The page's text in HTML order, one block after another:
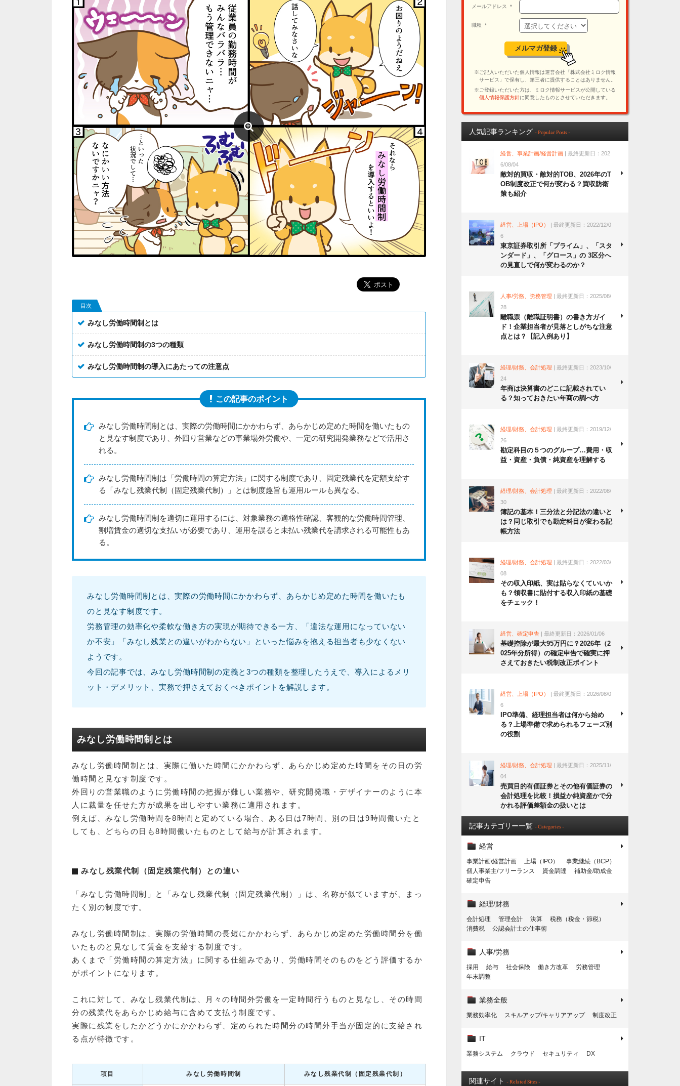
目次
みなし労働時間制とは
みなし労働時間制の3つの種類
みなし労働時間制の導入にあたっての注意点
この記事のポイント
みなし労働時間制とは、実際の労働時間にかかわらず、あらかじめ定めた時間を働いたもの
と見なす制度であり、外回り営業などの事業場外労働や、一定の研究開発業務などで活用さ
れる。
みなし労働時間制は「労働時間の算定方法」に関する制度であり、固定残業代を定額支給す
る「みなし残業代制（固定残業代制）」とは制度趣旨も運用ルールも異なる。
みなし労働時間制を適切に運用するには、対象業務の適格性確認、客観的な労働時間管理、
割増賃金の適切な支払いが必要であり、運用を誤ると未払い残業代を請求される可能性もあ
る。
みなし労働時間制とは、実際の労働時間にかかわらず、あらかじめ定めた時間を働いたも
のと見なす制度です。
労務管理の効率化や柔軟な働き方の実現が期待できる一方、「違法な運用になっていない
か不安」「みなし残業との違いがわからない」といった悩みを抱える担当者も少なくない
ようです。
今回の記事では、みなし労働時間制の定義と3つの種類を整理したうえで、導入によるメリ
ット・デメリット、実務で押さえておくべきポイントを解説します。
みなし労働時間制とは
みなし労働時間制とは、実際に働いた時間にかかわらず、あらかじめ定めた時間をその日の労
働時間と見なす制度です。
外回りの営業職のように労働時間の把握が難しい業務や、研究開発職・デザイナーのように本
人に裁量を任せた方が成果を出しやすい業務に適用されます。
例えば、みなし労働時間を8時間と定めている場合、ある日は7時間、別の日は9時間働いたと
しても、どちらの日も8時間働いたものとして給与が計算されます。
みなし残業代制（固定残業代制）との違い
「みなし労働時間制」と「みなし残業代制（固定残業代制）」は、名称が似ていますが、まっ
たく別の制度です。
みなし労働時間制は、実際の労働時間の長短にかかわらず、あらかじめ定めた労働時間分を働
いたものと見なして賃金を支給する制度です。
あくまで「労働時間の算定方法」に関する仕組みであり、労働時間そのものをどう評価するか
がポイントになります。
これに対して、みなし残業代制は、月々の時間外労働を一定時間行うものと見なし、その時間
分の残業代をあらかじめ給与に含めて支払う制度です。
実際に残業をしたかどうかにかかわらず、定められた時間分の時間外手当が固定的に支給され
る点が特徴です。
項目 みなし労働時間制 みなし残業代制（固定残業代制）
人気記事ランキング - Popular Posts -
経営、事業計画/経営計画 | 最終更新日：202
6/08/04
敵対的買収・敵対的TOB、2026年のT
OB制度改正で何が変わる？買収防衛
策も紹介
経営、上場（IPO）
| 最終更新日：2022/12/0
6
東京証券取引所「プライム」、「スタ
ンダード」、「グロース」の 3区分へ
の見直しで何が変わるのか？
人事/労務、労務管理 | 最終更新日：2025/08/
28
離職票（離職証明書）の書き方ガイ
ド！企業担当者が見落としがちな注意
点とは？【記入例あり】
経理/財務、会計処理 | 最終更新日：2023/10/
24
年商は決算書のどこに記載されてい
る？知っておきたい年商の調べ方
経理/財務、会計処理 | 最終更新日：2019/12/
26
勘定科目の５つのグループ…費用・収
益・資産・負債・純資産を理解する
経理/財務、会計処理 | 最終更新日：2022/08/
30
簿記の基本！三分法と分記法の違いと
は？同じ取引でも勘定科目が変わる記
帳方法
経理/財務、会計処理 | 最終更新日：2022/03/
08
その収入印紙、実は貼らなくていいか
も？領収書に貼付する収入印紙の基礎
をチェック！
経営、確定申告 | 最終更新日：2026/01/06
基礎控除が最大95万円に？2026年（2
025年分所得）の確定申告で確実に押
さえておきたい税制改正ポイント
経営、上場（IPO）
| 最終更新日：2026/08/0
6
IPO準備、経理担当者は何から始め
る？上場準備で求められるフェーズ別
の役割
経理/財務、会計処理 | 最終更新日：2025/11/
04
売買目的有価証券とその他有価証券の
会計処理を比較！損益か純資産かで分
かれる評価差額金の扱いとは
記事カテゴリー一覧 - Categories -
経営
事業計画/経営計画 上場（IPO）
事業継続（BCP）
個人事業主/フリーランス
資金調達
補助金/助成金
確定申告
経理/財務
会計処理 管理会計 決算
税務（税金・節税）
消費税
公認会計士の仕事術
人事/労務
採用 給与 社会保険 働き方改革
労務管理
年末調整
業務全般
業務効率化 スキルアップ/キャリアアップ 制度改正
IT
業務システム クラウド セキュリティ DX
関連サイト - Related Sites -